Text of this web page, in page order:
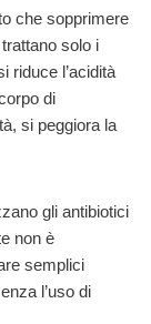
che sopprimere
solo i
riduce l’acidità
di
si peggiora la
gli antibiotici
non è
semplici
l’uso di